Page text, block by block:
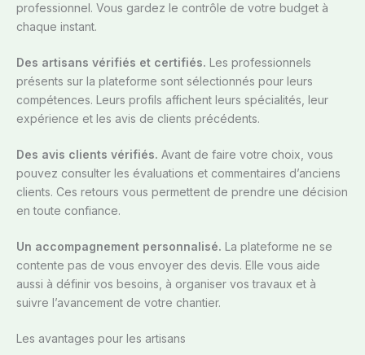
professionnel. Vous gardez le contrôle de votre budget à
chaque instant.
Des artisans vérifiés et certifiés. Les professionnels
présents sur la plateforme sont sélectionnés pour leurs
compétences. Leurs profils affichent leurs spécialités, leur
expérience et les avis de clients précédents.
Des avis clients vérifiés. Avant de faire votre choix, vous
pouvez consulter les évaluations et commentaires d’anciens
clients. Ces retours vous permettent de prendre une décision
en toute confiance.
Un accompagnement personnalisé. La plateforme ne se
contente pas de vous envoyer des devis. Elle vous aide
aussi à définir vos besoins, à organiser vos travaux et à
suivre l’avancement de votre chantier.
Les avantages pour les artisans